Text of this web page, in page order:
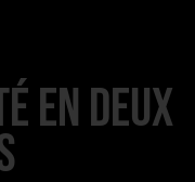
EN DEUX